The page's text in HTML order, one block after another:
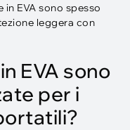
EVA sono spesso
leggera con
EVA sono
per i